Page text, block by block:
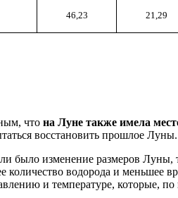
46,23 21,29
что на Луне также имела
восстановить прошлое Луны.
было изменение размеров Луны,
водорода и меньшее
и температуре, которые,